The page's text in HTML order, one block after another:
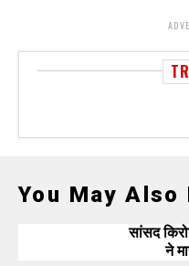
You May Also
सांसद
ने